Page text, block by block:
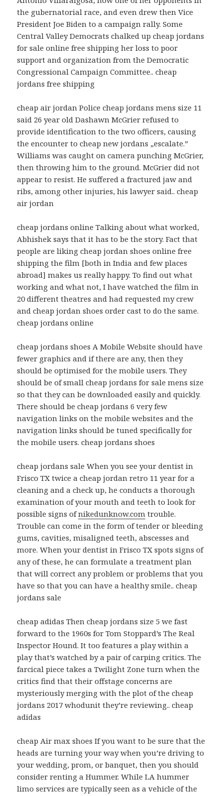
the gubernatorial race, and even drew then Vice
President Joe Biden to a campaign rally. Some
Central Valley Democrats chalked up cheap jordans
for sale online free shipping her loss to poor
support and organization from the Democratic
Congressional Campaign Committee.. cheap
jordans free shipping
cheap air jordan Police cheap jordans mens size 11
said 26 year old Dashawn McGrier refused to
provide identification to the two officers, causing
the encounter to cheap new jordans „escalate.”
Williams was caught on camera punching McGrier,
then throwing him to the ground. McGrier did not
appear to resist. He suffered a fractured jaw and
ribs, among other injuries, his lawyer said.. cheap
air jordan
cheap jordans online Talking about what worked,
Abhishek says that it has to be the story. Fact that
people are liking cheap jordan shoes online free
shipping the film [both in India and few places
abroad] makes us really happy. To find out what
working and what not, I have watched the film in
20 different theatres and had requested my crew
and cheap jordan shoes order cast to do the same.
cheap jordans online
cheap jordans shoes A Mobile Website should have
fewer graphics and if there are any, then they
should be optimised for the mobile users. They
should be of small cheap jordans for sale mens size
so that they can be downloaded easily and quickly.
There should be cheap jordans 6 very few
navigation links on the mobile websites and the
navigation links should be tuned specifically for
the mobile users. cheap jordans shoes
cheap jordans sale When you see your dentist in
Frisco TX twice a cheap jordan retro 11 year for a
cleaning and a check up, he conducts a thorough
examination of your mouth and teeth to look for
possible signs ofnikedunknow.com trouble.
Trouble can come in the form of tender or bleeding
gums, cavities, misaligned teeth, abscesses and
more. When your dentist in Frisco TX spots signs of
any of these, he can formulate a treatment plan
that will correct any problem or problems that you
have so that you can have a healthy smile.. cheap
jordans sale
cheap adidas Then cheap jordans size 5 we fast
forward to the 1960s for Tom Stoppard’s The Real
Inspector Hound. It too features a play within a
play that’s watched by a pair of carping critics. The
farcical piece takes a Twilight Zone turn when the
critics find that their offstage concerns are
mysteriously merging with the plot of the cheap
jordans 2017 whodunit they’re reviewing.. cheap
adidas
cheap Air max shoes If you want to be sure that the
heads are turning your way when you’re driving to
your wedding, prom, or banquet, then you should
consider renting a Hummer. While LA hummer
limo services are typically seen as a vehicle of the